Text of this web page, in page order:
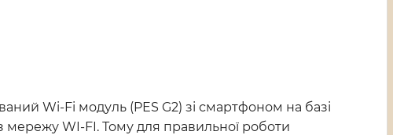
Wi-Fi модуль (PES G2) зі смартфоном на базі
мережу WI-FI. Тому для правильної роботи